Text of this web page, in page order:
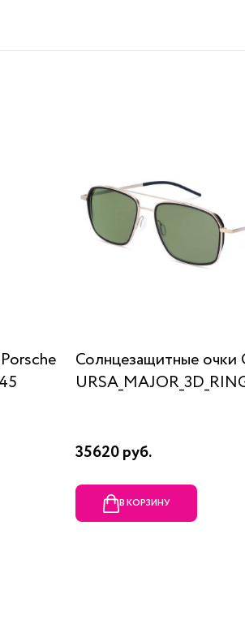
Солнцезащитные очки
35620 руб.
В КОРЗИНУ